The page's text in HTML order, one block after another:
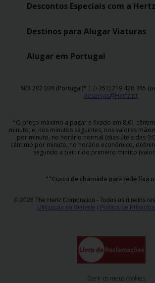
Gold+
Descontos Especiais com a Hertz
Destinos para Alugar Viaturas
Alugar em Portugal
808 202 038 (Portugal)* | (+351) 219 426 385
Reservas@Hertz.pt
*O preço máximo a pagar é fixado em 8,61
minuto, e, nos minutos seguintes, nos valores
por minuto, no horário normal (dias úteis das
cêntimo por minuto, no horário económico,
segundo a partir do primeiro minuto
**Custo de chamada para rede fixa
© 2026 The Hertz Corporation - Todos os direitos
Utilização do Website
Política de
Gerir os meus cookies